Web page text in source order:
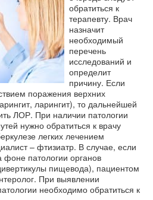
обратиться к
терапевту. Врач
назначит
необходимый
перечень
исследований и
определит
причину. Если
поражения верхних
ларингит), то дальнейшей
ЛОР. При наличии патологии
нужно обратиться к врачу
легких лечением
– фтизиатр. В случае, если
фоне патологии органов
пищевода), пациентом
При выявлении
необходимо обратиться к